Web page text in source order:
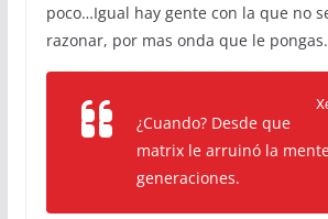
poco…Igual hay gente con la que no
razonar, por mas onda que le pongas.
¿Cuando? Desde que
matrix le arruinó la
generaciones.